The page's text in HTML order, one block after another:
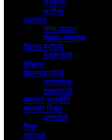
संस्कृति
साहित्य
अर्थतंत्र
सीमा-व्यापार
व्यापार-व्यवसाय
विज्ञान-प्रविधि
टेक्नोलोजी
इतिहास
विज्ञान-प्रविधि
जनआवाज
टेक्नोलोजी
मधेशकाे राजनीति
मधेशकाे विचार
अन्तर्वार्ता
शिक्षा
स्वास्थ्य